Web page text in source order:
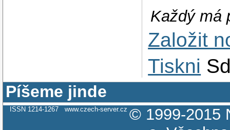
Každý má
Založit
Tiskni
Píšeme jinde
ISSN 1214-1267 www.czech-server.cz © 1999-2015